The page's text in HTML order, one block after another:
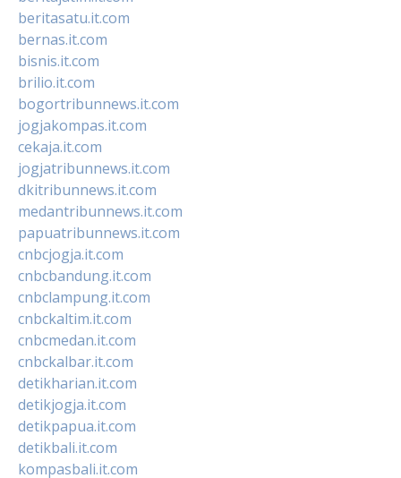
beritasatu.it.com
bernas.it.com
bisnis.it.com
brilio.it.com
bogortribunnews.it.com
jogjakompas.it.com
cekaja.it.com
jogjatribunnews.it.com
dkitribunnews.it.com
medantribunnews.it.com
papuatribunnews.it.com
cnbcjogja.it.com
cnbcbandung.it.com
cnbclampung.it.com
cnbckaltim.it.com
cnbcmedan.it.com
cnbckalbar.it.com
detikharian.it.com
detikjogja.it.com
detikpapua.it.com
detikbali.it.com
kompasbali.it.com